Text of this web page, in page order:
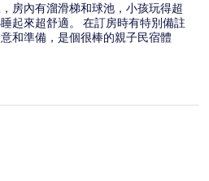
房內有溜滑梯和球池，小孩玩得超
起來超舒適。 在訂房時有特別備註
和準備，是個很棒的親子民宿體